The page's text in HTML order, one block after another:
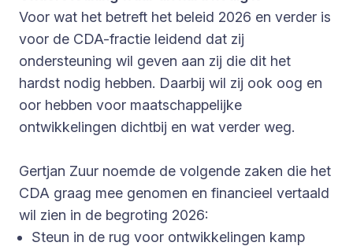
Voor wat het betreft het beleid 2026 en verder is
voor de CDA-fractie leidend dat zij
ondersteuning wil geven aan zij die dit het
hardst nodig hebben. Daarbij wil zij ook oog en
oor hebben voor maatschappelijke
ontwikkelingen dichtbij en wat verder weg.
Gertjan Zuur noemde de volgende zaken die het
CDA graag mee genomen en financieel vertaald
wil zien in de begroting 2026:
Steun in de rug voor ontwikkelingen kamp